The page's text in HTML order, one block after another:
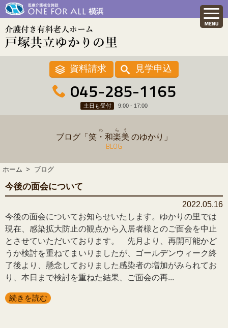
資料請求 見学申込
045-285-1165
土日も受付 9:00 - 17:00
ブログ「 笑・和
わ
楽
ら
美
う
のゆかり」
BLOG
ホーム ブログ
今後の面会について
2022.05.16
今後の面会についてお知らせいたします。ゆかりの里では
現在、感染拡大防止の観点から入居者様とのご面会を中止
とさせていただいております。 先月より、再開可能かど
うか検討を重ねてまいりましたが、ゴールデンウィーク終
了後より、懸念しておりました感染者の増加がみられてお
り、本日まで検討を重ねた結果、ご面会の再...
続きを読む